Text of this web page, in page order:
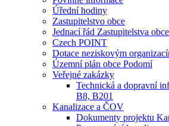
Úřední hodiny
Zastupitelstvo obce
Jednací řád Zastupitelstva
Czech POINT
Dotace neziskovým
Územní plán obce Podomí
Veřejné zakázky
Technická a dopravní
B8, B201
Kanalizace a ČOV
Dokumenty projektu